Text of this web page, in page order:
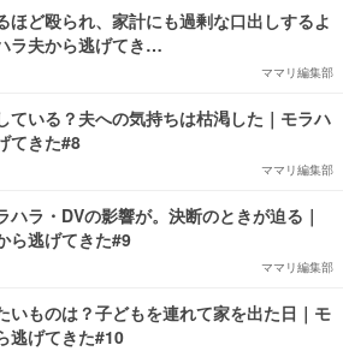
ほど殴られ、家計にも過剰な口出しするよ
ラ夫から逃げてき…
ママリ編集部
ている？夫への気持ちは枯渇した｜モラハ
てきた#8
ママリ編集部
ハラ・DVの影響が。決断のときが迫る｜
ら逃げてきた#9
ママリ編集部
いものは？子どもを連れて家を出た日｜モ
逃げてきた#10